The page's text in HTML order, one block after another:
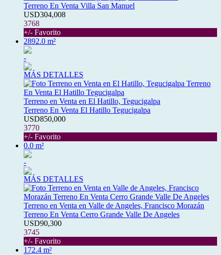
Terreno En Venta Villa San Manuel
USD304,008
3768
+/- Favorito
2892.0 m²
-
MÁS DETALLES
Terreno en Venta en El Hatillo, Tegucigalpa
Terreno En Venta El Hatillo Tegucigalpa
USD850,000
3770
+/- Favorito
0.0 m²
-
MÁS DETALLES
Terreno en Venta en Valle de Angeles, Francisco Morazán
Terreno En Venta Cerro Grande Valle De Angeles
USD90,300
3745
+/- Favorito
172.4 m²